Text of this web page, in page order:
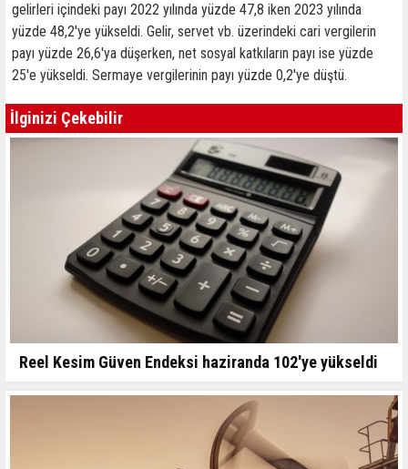
gelirleri içindeki payı 2022 yılında yüzde 47,8 iken 2023 yılında
yüzde 48,2'ye yükseldi. Gelir, servet vb. üzerindeki cari vergilerin
payı yüzde 26,6'ya düşerken, net sosyal katkıların payı ise yüzde
25'e yükseldi. Sermaye vergilerinin payı yüzde 0,2'ye düştü.
İlginizi Çekebilir
Reel Kesim Güven Endeksi haziranda 102'ye yükseldi